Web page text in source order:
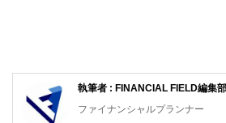
執筆者 : FINANCIAL FIELD編集
ファイナンシャルプランナー